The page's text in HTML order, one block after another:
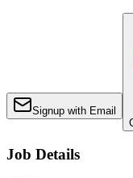
Signup with Email
Job Details